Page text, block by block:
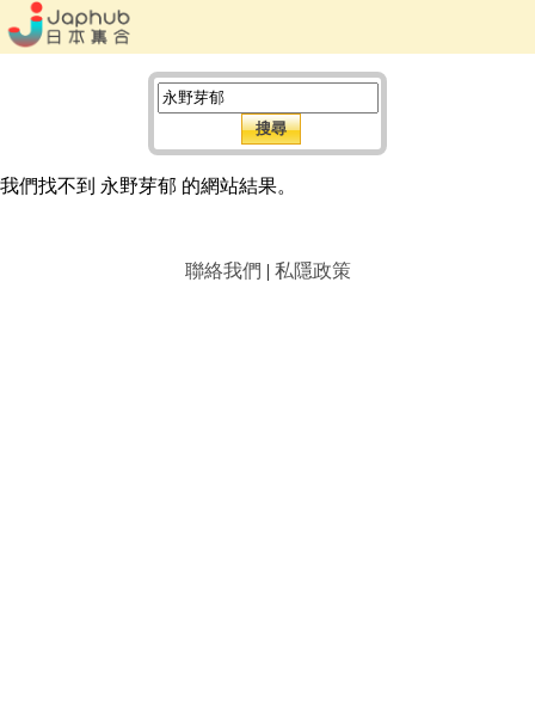
我們找不到 永野芽郁 的網站結果。
聯絡我們 | 私隱政策